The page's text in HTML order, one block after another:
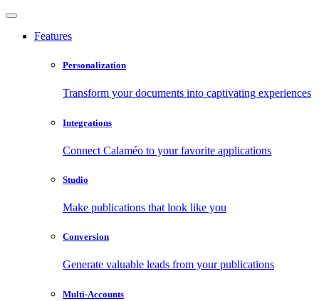
Features
Personalization
Transform your documents into captivating experiences
Integrations
Connect Calaméo to your favorite applications
Studio
Make publications that look like you
Conversion
Generate valuable leads from your publications
Multi-Accounts